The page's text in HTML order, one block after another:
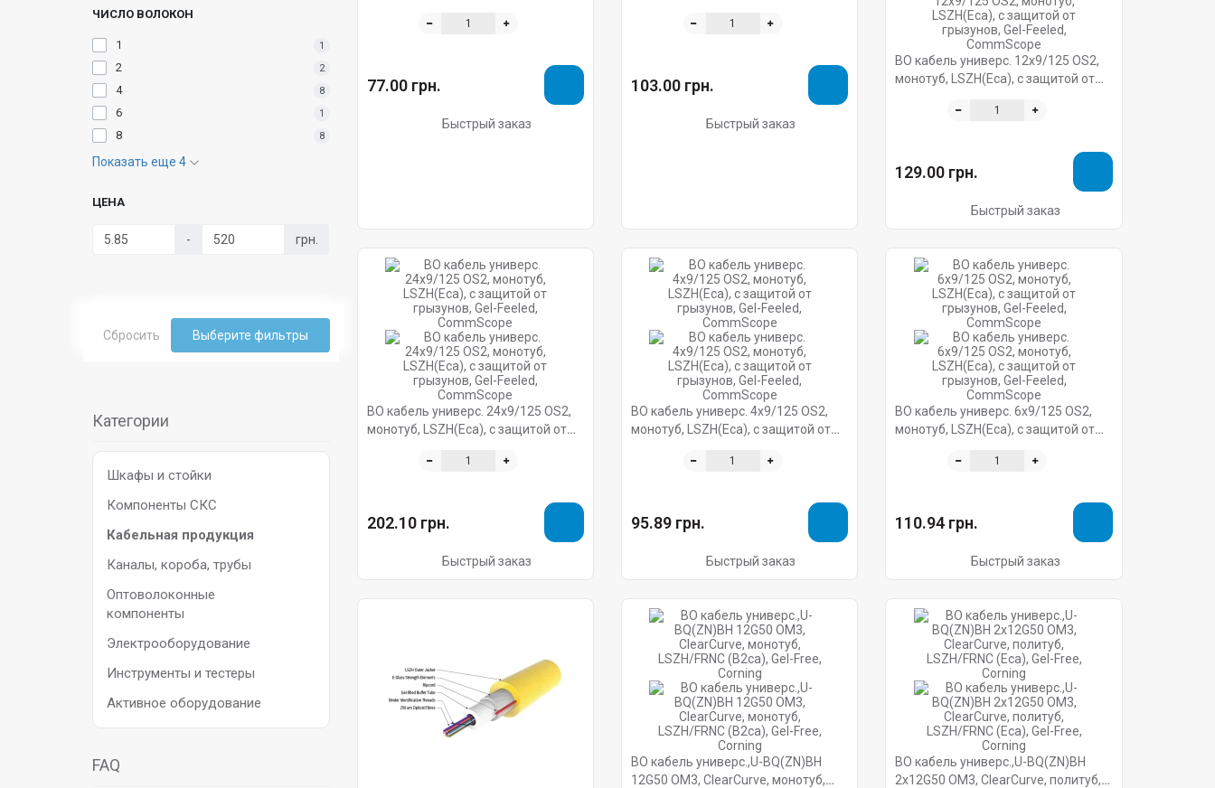
ЧИСЛО ВОЛОКОН
1 1
2 2
4 8
6 1
8 8
Показать еще 4
ЦЕНА
- грн.
Сбросить Выберите фильтры
Категории
Шкафы и стойки
Компоненты СКС
Кабельная продукция
Каналы, короба, трубы
Оптоволоконные
компоненты
Электрооборудование
Инструменты и тестеры
Активное оборудование
FAQ
77.00 грн.
Быстрый заказ
103.00 грн.
Быстрый заказ
ВО кабель универс. 12x9/125 OS2,
монотуб, LSZH(Eca), с защитой от
129.00 грн.
Быстрый заказ
ВО кабель универс. 24x9/125 OS2,
монотуб, LSZH(Eca), с защитой от
202.10 грн.
Быстрый заказ
ВО кабель универс. 4x9/125 OS2,
монотуб, LSZH(Eca), с защитой от
95.89 грн.
Быстрый заказ
ВО кабель универс. 6x9/125 OS2,
монотуб, LSZH(Eca), с защитой от
110.94 грн.
Быстрый заказ
ВО кабель универс.,U-BQ(ZN)BH
12G50 OM3, ClearCurve, монотуб,
ВО кабель универс.,U-BQ(ZN)BH
2x12G50 OM3, ClearCurve, политуб,